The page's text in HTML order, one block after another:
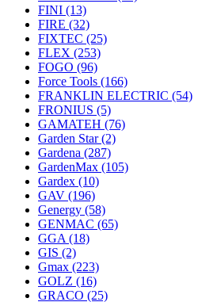
FINI (13)
FIRE (32)
FIXTEC (25)
FLEX (253)
FOGO (96)
Force Tools (166)
FRANKLIN ELECTRIC (54)
FRONIUS (5)
GAMATEH (76)
Garden Star(2)
Gardena (287)
GardenMax (105)
Gardex (10)
GAV (196)
Genergy (58)
GENMAC (65)
GGA (18)
GIS (2)
Gmax (223)
GOLZ (16)
GRACO (25)